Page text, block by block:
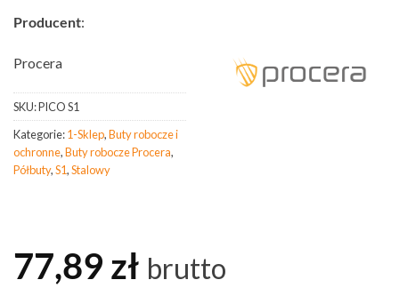
Producent:
Procera
SKU:PICO S1
Kategorie:1-Sklep,Buty robocze i
ochronne,Buty robocze Procera,
Półbuty,S1,Stalowy
77,89 zł brutto